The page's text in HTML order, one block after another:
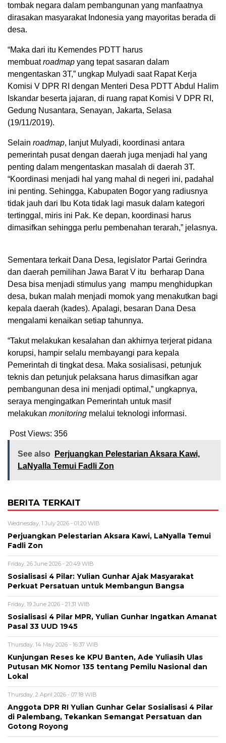
tombak negara dalam pembangunan yang manfaatnya
dirasakan masyarakat Indonesia yang mayoritas berada di
desa.
“Maka dari itu Kemendes PDTT harus
membuatroadmap yang tepat sasaran dalam
mengentaskan 3T,” ungkap Mulyadi saat Rapat Kerja
Komisi V DPR RI dengan Menteri Desa PDTT Abdul Halim
Iskandar beserta jajaran, di ruang rapat Komisi V DPR RI,
Gedung Nusantara, Senayan, Jakarta, Selasa
(19/11/2019).
Selain roadmap, lanjut Mulyadi, koordinasi antara
pemerintah pusat dengan daerah juga menjadi hal yang
penting dalam mengentaskan masalah di daerah 3T.
“Koordinasi menjadi hal yang mahal di negeri ini, padahal
ini penting. Sehingga, Kabupaten Bogor yang radiusnya
tidak jauh dari Ibu Kota tidak lagi masuk dalam kategori
tertinggal, miris ini Pak. Ke depan, koordinasi harus
dimasifkan sehingga perlu pembenahan terarah,” jelasnya.
Sementara terkait Dana Desa, legislator Partai Gerindra
dan daerah pemilihan Jawa Barat V itu berharap Dana
Desa bisa menjadi stimulus yang mampu menghidupkan
desa, bukan malah menjadi momok yang menakutkan bagi
kepala daerah (kades). Apalagi, besaran Dana Desa
mengalami kenaikan setiap tahunnya.
“Takut melakukan kesalahan dan akhirnya terjerat pidana
korupsi, hampir selalu membayangi para kepala
Pemerintah di tingkat desa. Maka sosialisasi, petunjuk
teknis dan petunjuk pelaksana harus dimasifkan agar
pembangunan desa ini menjadi optimal,” ungkapnya,
seraya mengingatkan Pemerintah untuk masif
melakukan monitoring melalui teknologi informasi.
Post Views: 356
See also
Perjuangkan Pelestarian Aksara Kawi,
LaNyalla Temui Fadli Zon
BERITA TERKAIT
Wednesday, 1 July 2026 - 01:20 WIB
Perjuangkan Pelestarian Aksara Kawi, LaNyalla Temui
Fadli Zon
Friday, 26 June 2026 - 20:49 WIB
Sosialisasi 4 Pilar: Yulian Gunhar Ajak Masyarakat
Perkuat Persatuan untuk Membangun Bangsa
Friday, 19 June 2026 - 21:31 WIB
Sosialisasi 4 Pilar MPR, Yulian Gunhar Ingatkan Amanat
Pasal 33 UUD 1945
Thursday, 14 May 2026 - 16:37 WIB
Kunjungan Reses ke KPU Banten, Ade Yuliasih Ulas
Putusan MK Nomor 135 tentang Pemilu Nasional dan
Lokal
Thursday, 2 April 2026 - 07:18 WIB
Anggota DPR RI Yulian Gunhar Gelar Sosialisasi 4 Pilar
di Palembang, Tekankan Semangat Persatuan dan
Gotong Royong